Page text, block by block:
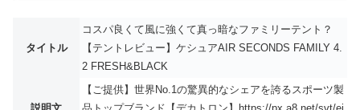
タイトル
コスパ良くて風に強くて真っ暗なファミリーテント？
【テントレビュー】ケシュアAIR SECONDS FAMILY 4.
2 FRESH&BLACK
【ご提供】世界No.1の驚異的なシェアを誇るスポーツ製